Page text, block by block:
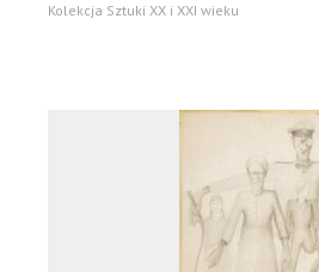
Kolekcja Sztuki XX i XXI wieku